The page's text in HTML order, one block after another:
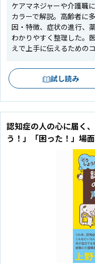
ケアマネジャーや介護職
カラーで解説。高齢者に
因・特徴、症状の進行、
わかりやすく整理した。
えで上手に伝えるための
試し読み
認知症の人の心に届く
う！」「困った！」場